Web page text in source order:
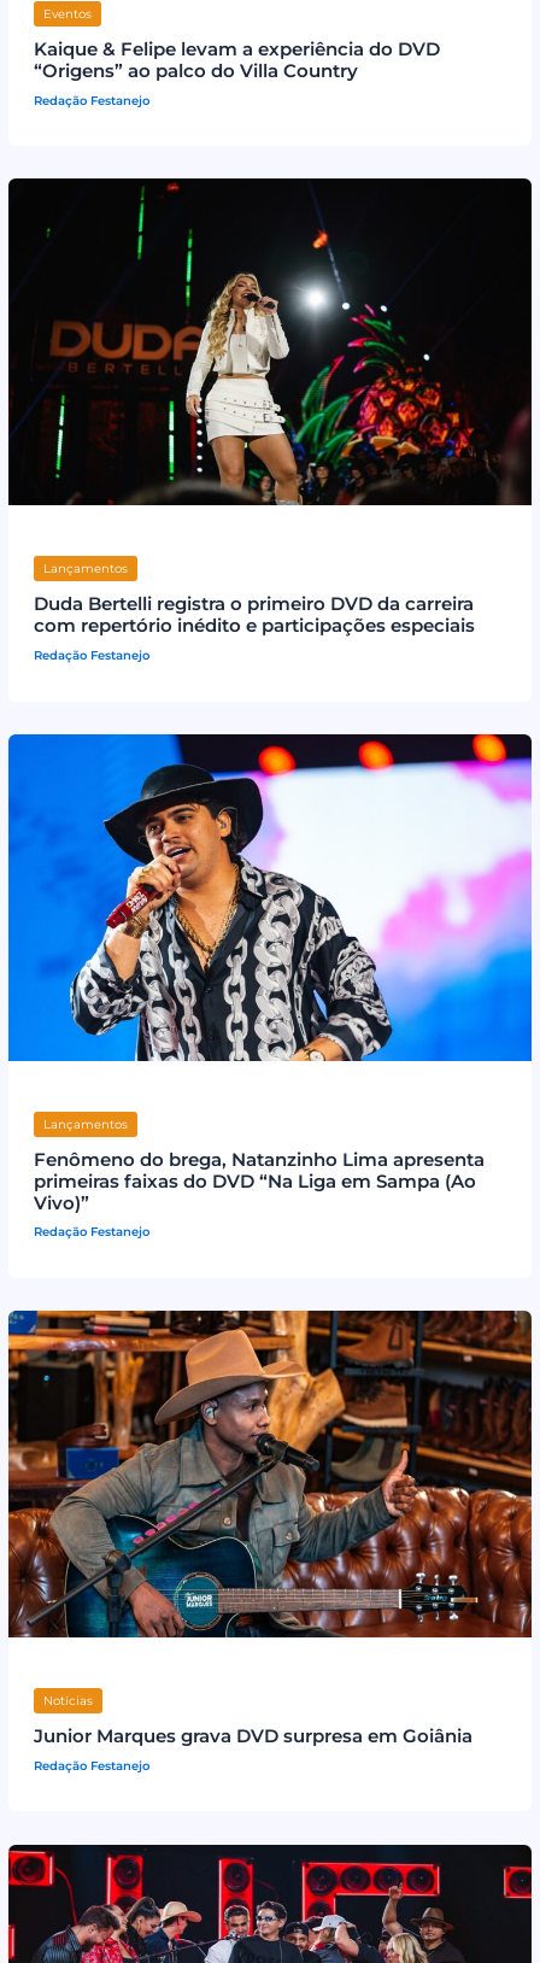
Eventos
Kaique & Felipe levam a experiência do DVD
“Origens” ao palco do Villa Country
Redação Festanejo
Lançamentos
Duda Bertelli registra o primeiro DVD da carreira
com repertório inédito e participações especiais
Redação Festanejo
Lançamentos
Fenômeno do brega, Natanzinho Lima apresenta
primeiras faixas do DVD “Na Liga em Sampa (Ao
Vivo)”
Redação Festanejo
Notícias
Junior Marques grava DVD surpresa em Goiânia
Redação Festanejo